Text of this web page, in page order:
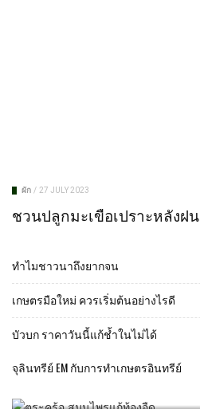
ผัก / 27 JULY 2023
ชวนปลูกมะเขือเปราะหลังฝน
ทำไมชาวนาถึงยากจน
เกษตรมือใหม่ ควรเริ่มต้นอย่างไรดี
บัวบก ราคาวันนี้แก้ช้ำในไม่ได้
จุลินทรีย์ EM กับการทำเกษตรอินทรีย์